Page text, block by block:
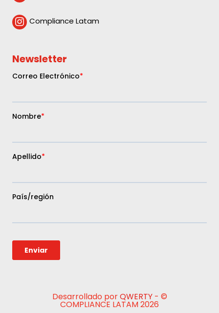
 Compliance Latam
Newsletter
Desarrollado porQWERTY- ©
COMPLIANCE LATAM 2026